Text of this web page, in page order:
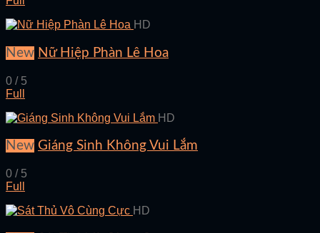
HD
New Nữ Hiệp Phàn Lê Hoa
0 / 5
Full
HD
New Giáng Sinh Không Vui Lắm
0 / 5
Full
HD